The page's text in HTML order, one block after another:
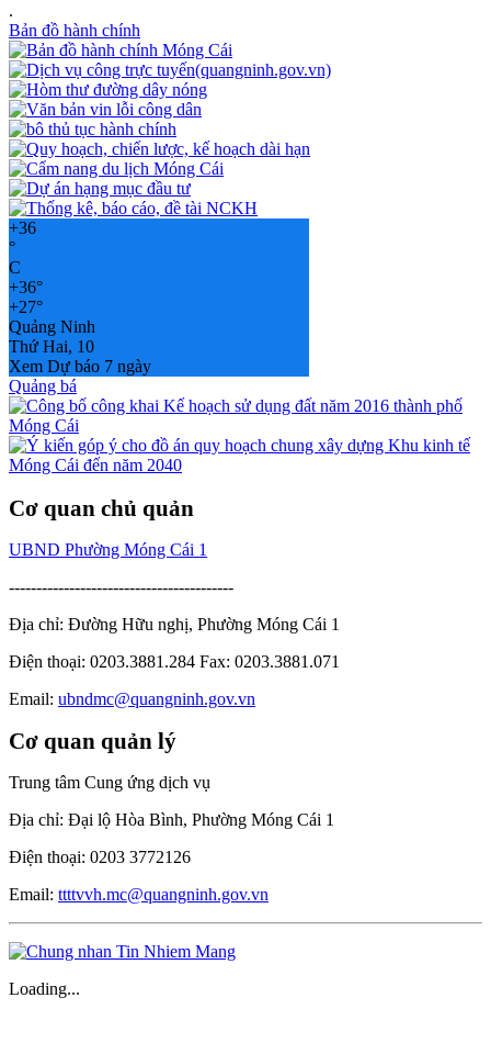
.
Bản đồ hành chính
+36
°
C
+36°
+27°
Quảng Ninh
Thứ Hai, 10
Xem Dự báo 7 ngày
Quảng bá
Cơ quan chủ quản
UBND Phường Móng Cái 1
-----------------------------------------
Địa chỉ: Đường Hữu nghị, Phường Móng Cái 1
Điện thoại: 0203.3881.284 Fax: 0203.3881.071
Email: ubndmc@quangninh.gov.vn
Cơ quan quản lý
Trung tâm Cung ứng dịch vụ
Địa chỉ: Đại lộ Hòa Bình, Phường Móng Cái 1
Điện thoại: 0203 3772126
Email: ttttvvh.mc@quangninh.gov.vn
Loading...